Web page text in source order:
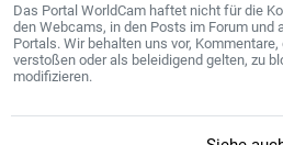
Das Portal WorldCam haftet nicht für die
den Webcams, in den Posts im Forum und
Portals. Wir behalten uns vor,
verstoßen oder als beleidigend gelten, zu
modifizieren.